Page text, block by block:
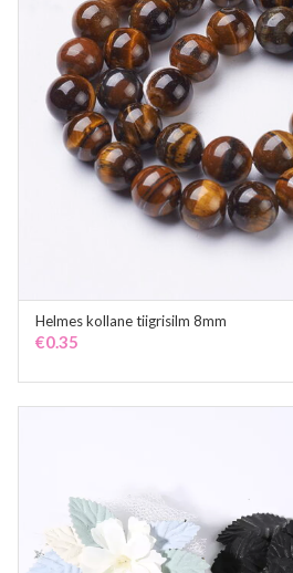
ADD TO CART
Helmes kollane tiigrisilm 8mm
€0.35